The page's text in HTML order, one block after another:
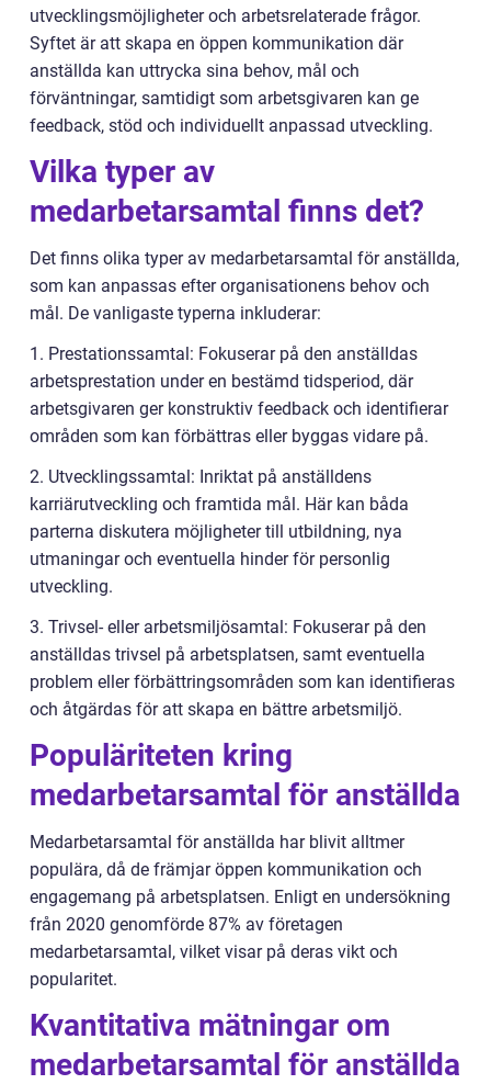
utvecklingsmöjligheter och arbetsrelaterade frågor.
Syftet är att skapa en öppen kommunikation där
anställda kan uttrycka sina behov, mål och
förväntningar, samtidigt som arbetsgivaren kan ge
feedback, stöd och individuellt anpassad utveckling.
Vilka typer av
medarbetarsamtal finns det?
Det finns olika typer av medarbetarsamtal för anställda,
som kan anpassas efter organisationens behov och
mål. De vanligaste typerna inkluderar:
1. Prestationssamtal: Fokuserar på den anställdas
arbetsprestation under en bestämd tidsperiod, där
arbetsgivaren ger konstruktiv feedback och identifierar
områden som kan förbättras eller byggas vidare på.
2. Utvecklingssamtal: Inriktat på anställdens
karriärutveckling och framtida mål. Här kan båda
parterna diskutera möjligheter till utbildning, nya
utmaningar och eventuella hinder för personlig
utveckling.
3. Trivsel- eller arbetsmiljösamtal: Fokuserar på den
anställdas trivsel på arbetsplatsen, samt eventuella
problem eller förbättringsområden som kan identifieras
och åtgärdas för att skapa en bättre arbetsmiljö.
Populäriteten kring
medarbetarsamtal för anställda
Medarbetarsamtal för anställda har blivit alltmer
populära, då de främjar öppen kommunikation och
engagemang på arbetsplatsen. Enligt en undersökning
från 2020 genomförde 87% av företagen
medarbetarsamtal, vilket visar på deras vikt och
popularitet.
Kvantitativa mätningar om
medarbetarsamtal för anställda